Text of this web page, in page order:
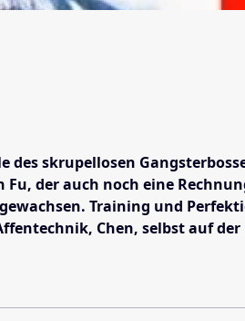
skrupellosen
der auch noch eine
Training und
Chen, selbst auf